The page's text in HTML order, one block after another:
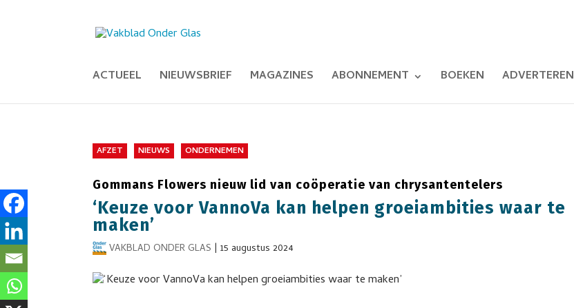
ACTUEEL NIEUWSBRIEF MAGAZINES ABONNEMENT BOEKEN ADVERTEREN
AFZET NIEUWS ONDERNEMEN
Gommans Flowers nieuw lid van coöperatie van chrysantentelers
‘Keuze voor VannoVa kan helpen groeiambities waar te
maken’
VAKBLAD ONDER GLAS |15 augustus 2024